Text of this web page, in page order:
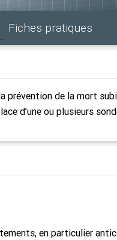
Fiches pratiques
prévention de la mort
d’une ou plusieurs
en particulier